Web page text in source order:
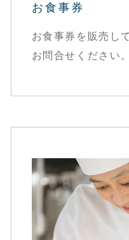
お食事券
お食事券を販売し
お問合せください。